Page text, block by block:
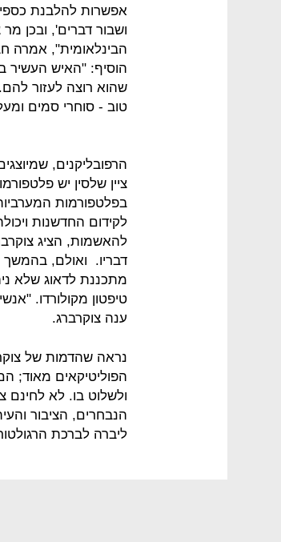
אפשרות להלבנת
ושבור דברים', ובכן
הבינלאומית", אמרה
הוסיף: "האיש העשיר
שהוא רוצה לעזור
טוב - סוחרי סמים
הרפובליקנים,
ציין שלסין יש
בפלטפורמות
לקידום החדשנות
להאשמות, הציג
דבריו. ואולם, בהמשך
מתכננת לדאוג שלא
טיפטון מקולורדו.
ענה צוקרברג.
נראה שהדמות של
הפוליטיקאים מאוד;
ולשלוט בו. לא לחינם
הנבחרים, הציבור
ליברה לברכת הרגולטור